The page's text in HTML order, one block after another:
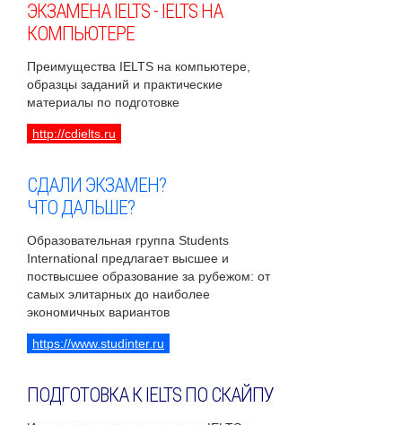
ЭКЗАМЕНА IELTS - IELTS НА
КОМПЬЮТЕРЕ
Преимущества IELTS на компьютере,
образцы заданий и практические
материалы по подготовке
http://cdielts.ru
СДАЛИ ЭКЗАМЕН?
ЧТО ДАЛЬШЕ?
Образовательная группа Students
International предлагает высшее и
поствысшее образование за рубежом: от
самых элитарных до наиболее
экономичных вариантов
https://www.studinter.ru
ПОДГОТОВКА К IELTS ПО СКАЙПУ